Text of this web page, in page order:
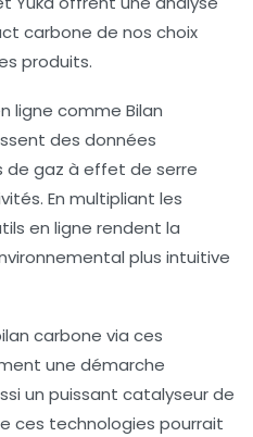
carbone de nos choix
produits.
ligne comme Bilan
des données
de gaz à effet de serre
En multipliant les
en ligne rendent la
plus intuitive
carbone via ces
une démarche
un puissant catalyseur de
ces technologies pourrait